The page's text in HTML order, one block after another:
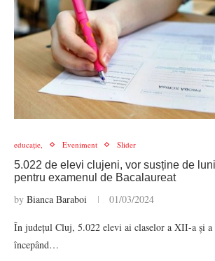
educație, Eveniment Slider
5.022 de elevi clujeni, vor susține de
pentru examenul de Bacalaureat
by Bianca Baraboi 01/03/2024
În județul Cluj, 5.022 elevi ai claselor a XII-a și
începând…